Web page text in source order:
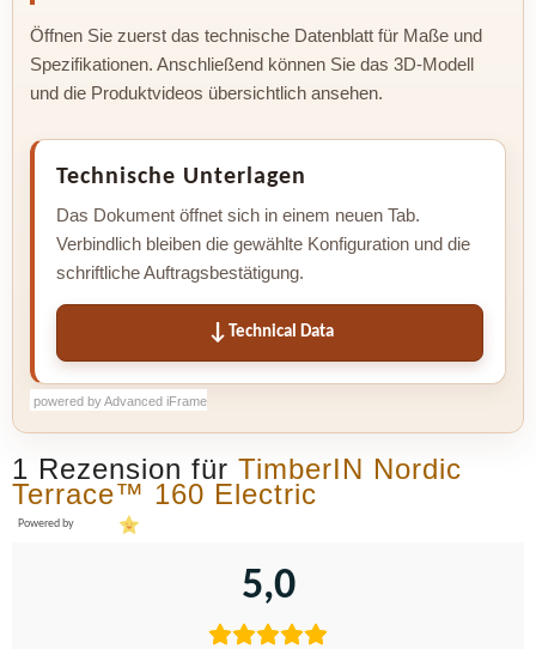
Öffnen Sie zuerst das technische Datenblatt für Maße und
Spezifikationen. Anschließend können Sie das 3D-Modell
und die Produktvideos übersichtlich ansehen.
Technische Unterlagen
Das Dokument öffnet sich in einem neuen Tab.
Verbindlich bleiben die gewählte Konfiguration und die
schriftliche Auftragsbestätigung.
Technical Data
powered by Advanced iFrame
powered by Advanced iFrame
powered by Advanced iFrame
1 Rezension für TimberIN Nordic
Terrace™ 160 Electric
Powered by
5,0